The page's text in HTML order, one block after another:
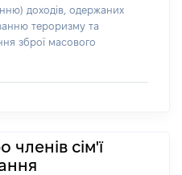
доходів, одержаних
тероризму та
зброї масового
членів сім'ї